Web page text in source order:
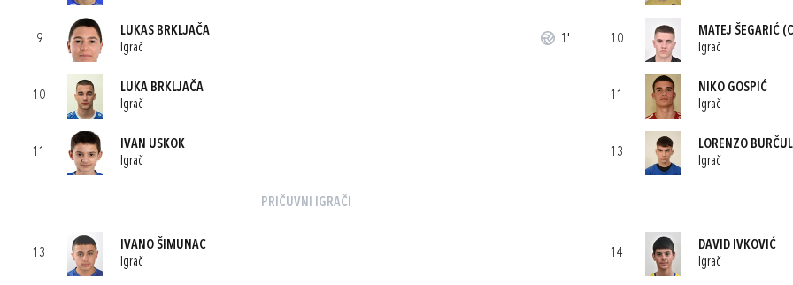
9
LUKAS BRKLJAČA
Igrač
1'
10
LUKA BRKLJAČA
Igrač
11
IVAN USKOK
Igrač
PRIČUVNI IGRAČI
13
IVANO ŠIMUNAC
Igrač
10
MATEJ ŠEGARIĆ
Igrač
11
NIKO GOSPIĆ
Igrač
13
LORENZO BURČUL
Igrač
14
DAVID IVKOVIĆ
Igrač